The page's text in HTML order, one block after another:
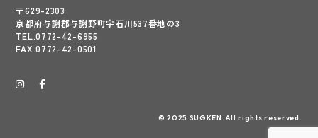
〒629-2303
京都府与謝郡与謝野町字石川537番地の3
TEL.0772-42-6955
FAX.0772-42-0501
© 2025 SUGKEN.All rights reserved.